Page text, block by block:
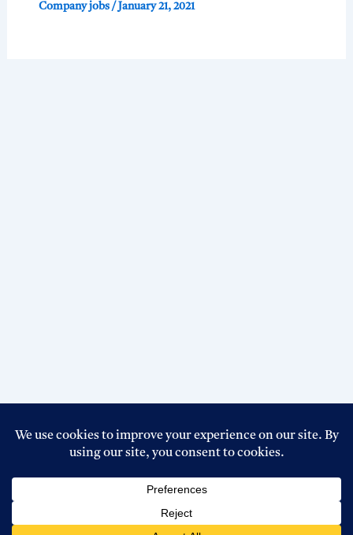
Company jobs/ January 21, 2021
Copyright © 2026 Top Circular BD । Powered By
Boss Host
BD